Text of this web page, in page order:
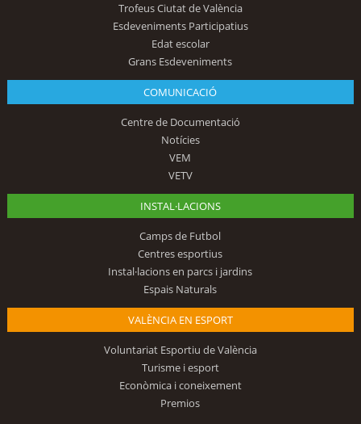
Trofeus Ciutat de València
Esdeveniments Participatius
Edat escolar
Grans Esdeveniments
COMUNICACIÓ
Centre de Documentació
Notícies
VEM
VETV
INSTAL·LACIONS
Camps de Futbol
Centres esportius
Instal·lacions en parcs i jardins
Espais Naturals
VALÈNCIA EN ESPORT
Voluntariat Esportiu de València
Turisme i esport
Econòmica i coneixement
Premios